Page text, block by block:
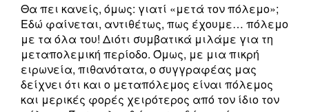
Θα πει κανείς, όμως: γιατί «μετά τον πόλεμο»;
Εδώ φαίνεται, αντιθέτως, πως έχουμε… πόλεμο
με τα όλα του! Διότι συμβατικά μιλάμε για τη
μεταπολεμική περίοδο. Όμως, με μια πικρή
ειρωνεία, πιθανότατα, ο συγγραφέας μας
δείχνει ότι και ο μεταπόλεμος είναι πόλεμος
και μερικές φορές χειρότερος από τον ίδιο τον